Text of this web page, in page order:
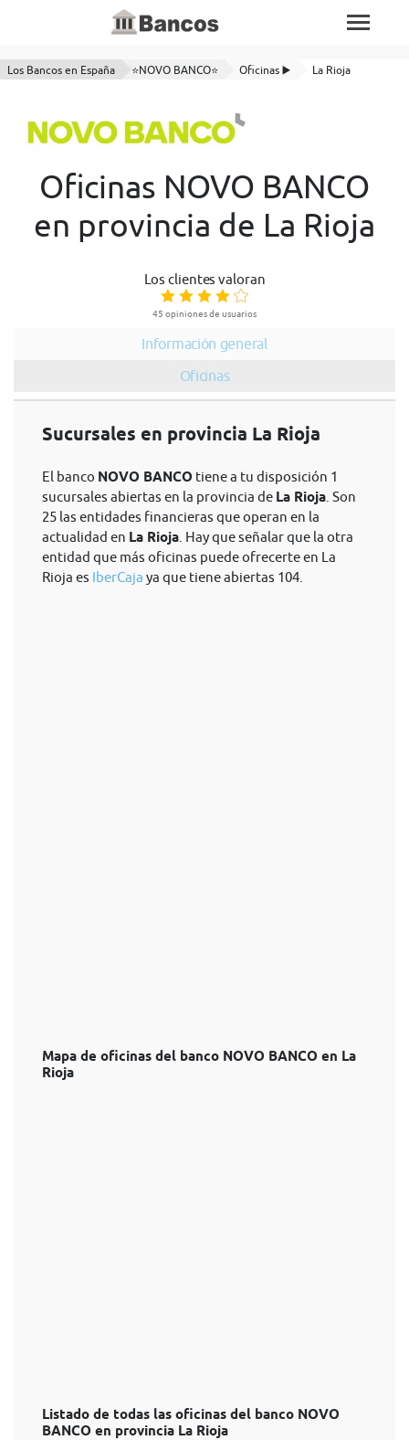
Los Bancos en España ⭐NOVO BANCO⭐ Oficinas ▶️ La Rioja
Oficinas NOVO BANCO
en provincia de La Rioja
Los clientes valoran
45 opiniones de usuarios
Información general
Oficinas
Sucursales en provincia La Rioja
El banco NOVO BANCO tiene a tu disposición 1
sucursales abiertas en la provincia de La Rioja . Son
25 las entidades financieras que operan en la
actualidad en La Rioja . Hay que señalar que la otra
entidad que más oficinas puede ofrecerte en La
Rioja es IberCaja ya que tiene abiertas 104.
Mapa de oficinas del banco NOVO BANCO en La
Rioja
Listado de todas las oficinas del banco NOVO
BANCO en provincia La Rioja